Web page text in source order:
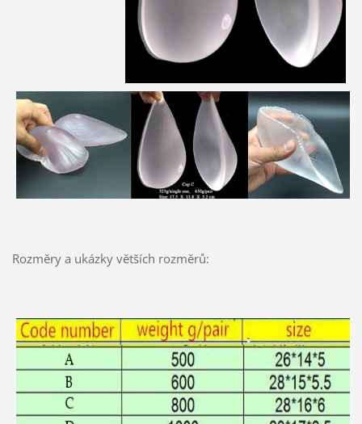
Rozměry a ukázky větších rozměrů: